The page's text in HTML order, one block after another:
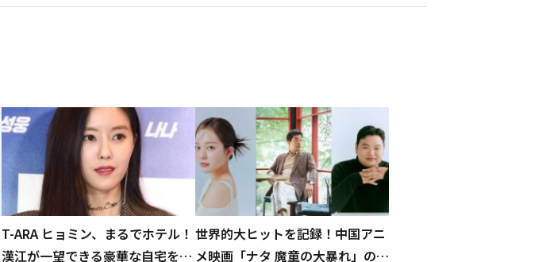
T-ARA ヒョミン、まるでホテル！
漢江が一望できる豪華な自宅を大
世界的大ヒットを記録！中国アニ
メ映画「ナタ 魔童の大暴れ」の韓